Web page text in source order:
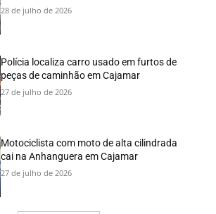
28 de julho de 2026
Polícia localiza carro usado em furtos de
peças de caminhão em Cajamar
27 de julho de 2026
Motociclista com moto de alta cilindrada
cai na Anhanguera em Cajamar
27 de julho de 2026